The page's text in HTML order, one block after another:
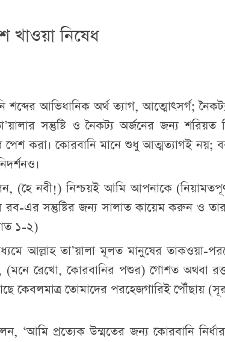
খাওয়া নিষেধ
শব্দের আভিধানিক অর্থ ত্যাগ, আত্মোৎসর্গ;
সন্তুষ্টি ও নৈকট্য অর্জনের জন্য শরিয়ত
পেশ করা। কোরবানি মানে শুধু আত্মত্যাগই নয়;
(হে নবী!) নিশ্চয়ই আমি আপনাকে
এর সন্তুষ্টির জন্য সালাত কায়েম করুন ও তার
১-২)
আল্লাহ তা’য়ালা মূলত মানুষের তাকওয়া-
(মনে রেখো, কোরবানির পশুর) গোশত অথবা
কেবলমাত্র তোমাদের পরহেজগারিই পৌঁছায়
‘আমি প্রত্যেক উম্মতের জন্য কোরবানি